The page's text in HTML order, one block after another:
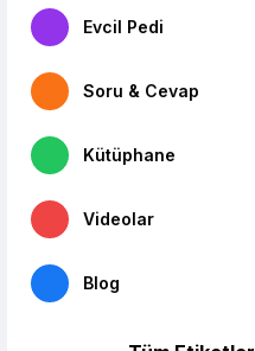
Evcil Pedi
Soru & Cevap
Kütüphane
Videolar
Blog